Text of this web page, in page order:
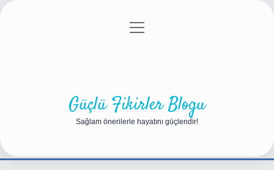
Gizlilik Politikası
menüyü
Güçlü Fikirler Blogu
Sağlam önerilerle hayatını güçlendir!